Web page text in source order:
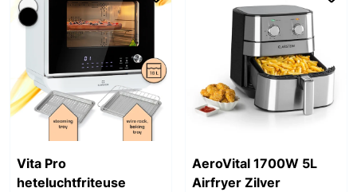
Vita Pro
heteluchtfriteuse
AeroVital 1700W 5L
Airfryer Zilver